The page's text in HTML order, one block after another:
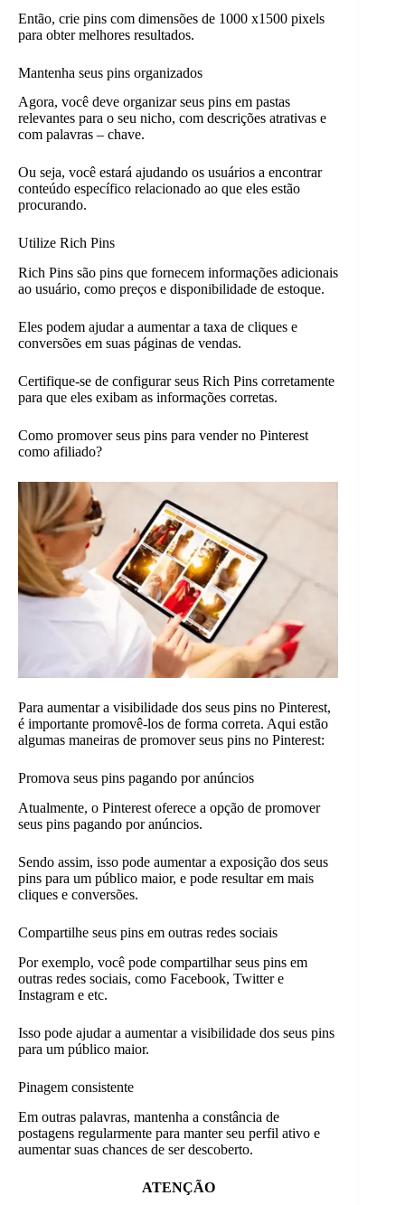
Então, crie pins com dimensões de 1000 x1500 pixels
para obter melhores resultados.
Mantenha seus pins organizados
Agora, você deve organizar seus pins em pastas
relevantes para o seu nicho, com descrições atrativas e
com palavras – chave.
Ou seja, você estará ajudando os usuários a encontrar
conteúdo específico relacionado ao que eles estão
procurando.
Utilize Rich Pins
Rich Pins são pins que fornecem informações adicionais
ao usuário, como preços e disponibilidade de estoque.
Eles podem ajudar a aumentar a taxa de cliques e
conversões em suas páginas de vendas.
Certifique-se de configurar seus Rich Pins corretamente
para que eles exibam as informações corretas.
Como promover seus pins para vender no Pinterest
como afiliado?
Para aumentar a visibilidade dos seus pins no Pinterest,
é importante promovê-los de forma correta. Aqui estão
algumas maneiras de promover seus pins no Pinterest:
Promova seus pins pagando por anúncios
Atualmente, o Pinterest oferece a opção de promover
seus pins pagando por anúncios.
Sendo assim, isso pode aumentar a exposição dos seus
pins para um público maior, e pode resultar em mais
cliques e conversões.
Compartilhe seus pins em outras redes sociais
Por exemplo, você pode compartilhar seus pins em
outras redes sociais, como Facebook, Twitter e
Instagram e etc.
Isso pode ajudar a aumentar a visibilidade dos seus pins
para um público maior.
Pinagem consistente
Em outras palavras, mantenha a constância de
postagens regularmente para manter seu perfil ativo e
aumentar suas chances de ser descoberto.
ATENÇÃO